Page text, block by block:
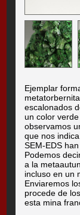
Ejemplar
escalonados
un color
observamos
que nos
SEM-EDS
Podemos
a la
incluso en un
Enviaremos
procede de
esta mina